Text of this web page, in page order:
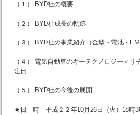
（１） BYD社の概要
（２） BYD社成長の軌跡
（３） BYD社の事業紹介（金型・電池・
（４） 電気自動車のキーテクノロジー＜リ
注目
（５） BYD社の今後の展開
★日 時 平成２２年10月26日（火）18時